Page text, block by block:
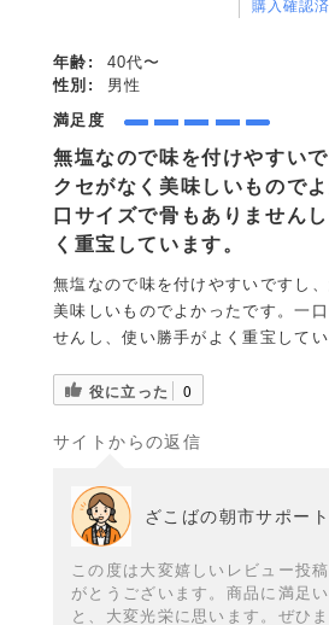
購入確認
年齢:
40代〜
性別:
男性
満足度
無塩なので味を付けやすい
クセがなく美味しいもので
口サイズで骨もありません
く重宝しています。
無塩なので味を付けやすいですし
美味しいものでよかったです。一
せんし、使い勝手がよく重宝してい
役に立った 0
サイトからの返信
ざこばの朝市サポー
この度は大変嬉しいレビュー投
がとうございます。商品に満足
と、大変光栄に思います。ぜひ